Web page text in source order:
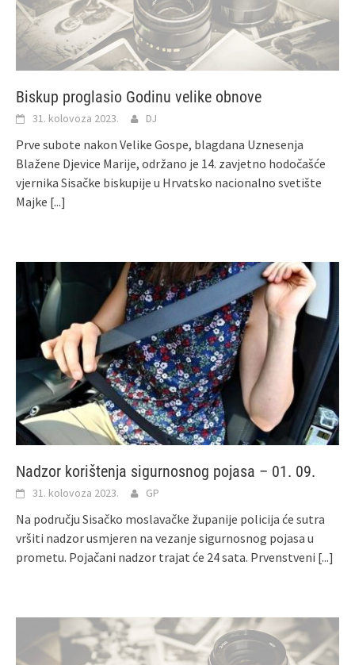
Biskup proglasio Godinu velike obnove
31. kolovoza 2023. DJ
Prve subote nakon Velike Gospe, blagdana Uznesenja
Blažene Djevice Marije, održano je 14. zavjetno hodočašće
vjernika Sisačke biskupije u Hrvatsko nacionalno svetište
Majke [...]
Nadzor korištenja sigurnosnog pojasa – 01. 09.
31. kolovoza 2023. GP
Na području Sisačko moslavačke županije policija će sutra
vršiti nadzor usmjeren na vezanje sigurnosnog pojasa u
prometu. Pojačani nadzor trajat će 24 sata. Prvenstveni [...]